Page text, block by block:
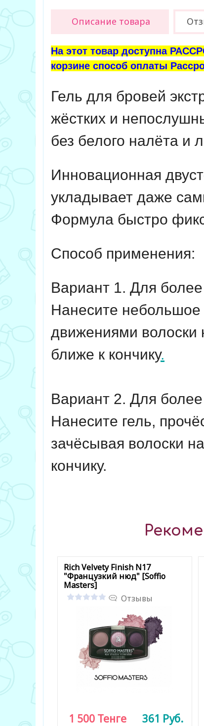
Описание товара
На этот товар доступна
корзине способ оплаты
Гель для бровей
жёстких и
без белого налёта и
Инновационная
укладывает даже
Формула быстро
Способ применения:
Вариант 1. Для более
Нанесите небольшое
движениями волоски
ближе к кончику.
Вариант 2. Для
Нанесите гель,
зачёсывая волоски
кончику.
Rich Velvety Finish N17
"Французкий нюд" [Soffio
Masters]
Отзывы
1 500 Тенге 361 Руб.